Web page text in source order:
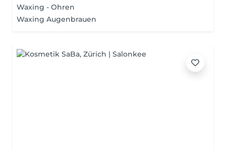
Waxing - Ohren
Waxing Augenbrauen